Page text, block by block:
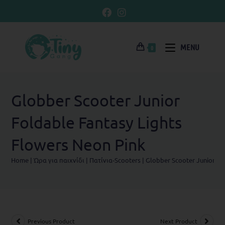
0 MENU
Globber Scooter Junior
Foldable Fantasy Lights
Flowers Neon Pink
Home |Ώρα για παιχνίδι | Πατίνια-Scooters | Globber Scooter Junior
Previous Product Next Product